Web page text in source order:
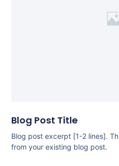
Blog Post Title
Blog post excerpt [1-2 lines].
from your existing blog post.